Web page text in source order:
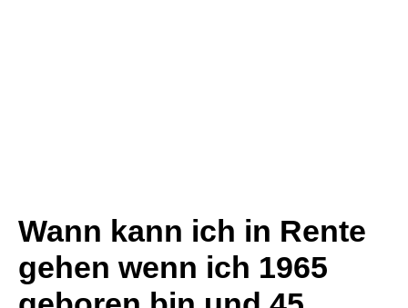
Wann kann ich in Rente
gehen wenn ich 1965